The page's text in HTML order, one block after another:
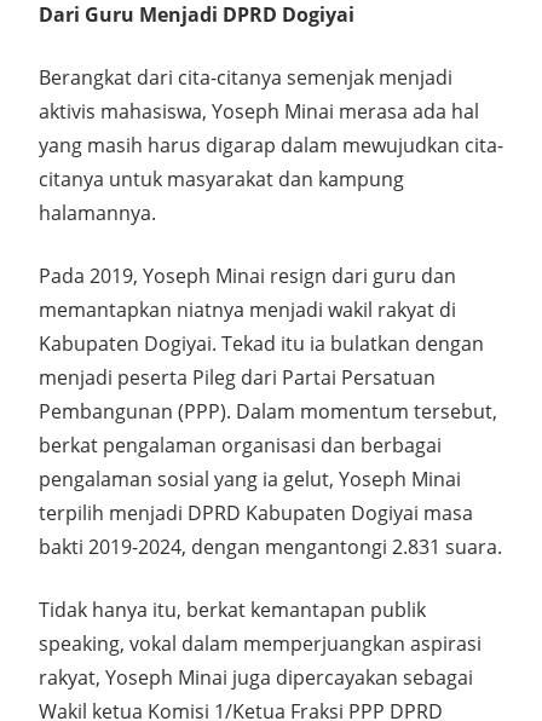
Dari Guru Menjadi DPRD Dogiyai
Berangkat dari cita-citanya semenjak menjadi
aktivis mahasiswa, Yoseph Minai merasa ada hal
yang masih harus digarap dalam mewujudkan cita-
citanya untuk masyarakat dan kampung
halamannya.
Pada 2019, Yoseph Minai resign dari guru dan
memantapkan niatnya menjadi wakil rakyat di
Kabupaten Dogiyai. Tekad itu ia bulatkan dengan
menjadi peserta Pileg dari Partai Persatuan
Pembangunan (PPP). Dalam momentum tersebut,
berkat pengalaman organisasi dan berbagai
pengalaman sosial yang ia gelut, Yoseph Minai
terpilih menjadi DPRD Kabupaten Dogiyai masa
bakti 2019-2024, dengan mengantongi 2.831 suara.
Tidak hanya itu, berkat kemantapan publik
speaking, vokal dalam memperjuangkan aspirasi
rakyat, Yoseph Minai juga dipercayakan sebagai
Wakil ketua Komisi 1/Ketua Fraksi PPP DPRD